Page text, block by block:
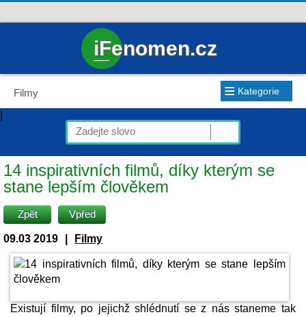
iFenomen.cz
Filmy ≡ Kategorie
|
14 inspirativních filmů, díky kterým se
stane lepším člověkem
Zpět Vpřed
09.03 2019 Filmy
Existují filmy, po jejichž shlédnutí se z nás staneme tak